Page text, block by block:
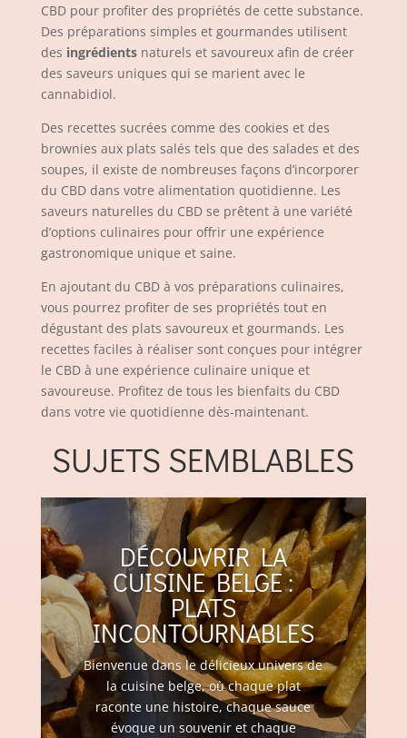
CBD pour profiter des propriétés de cette substance.
Des préparations simples et gourmandes utilisent
des ingrédientsnaturels et savoureux afin de créer
des saveurs uniques qui se marient avec le
cannabidiol.
Des recettes sucrées comme des cookies et des
brownies aux plats salés tels que des salades et des
soupes, il existe de nombreuses façons d’incorporer
du CBD dans votre alimentation quotidienne. Les
saveurs naturelles du CBD se prêtent à une variété
d’options culinaires pour offrir une expérience
gastronomique unique et saine.
En ajoutant du CBD à vos préparations culinaires,
vous pourrez profiter de ses propriétés tout en
dégustant des plats savoureux et gourmands. Les
recettes faciles à réaliser sont conçues pour intégrer
le CBD à une expérience culinaire unique et
savoureuse. Profitez de tous les bienfaits du CBD
dans votre vie quotidienne dès-maintenant.
SUJETS SEMBLABLES
DÉCOUVRIR LA
CUISINE BELGE :
PLATS
INCONTOURNABLES
Bienvenue dans le délicieux univers de
la cuisine belge, où chaque plat
raconte une histoire, chaque sauce
évoque un souvenir et chaque